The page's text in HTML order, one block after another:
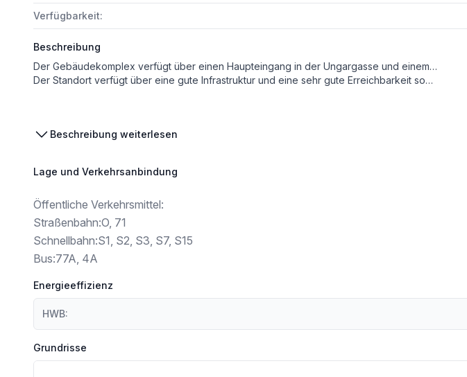
Verfügbarkeit:
Beschreibung
Der Gebäudekomplex verfügt über einen Haupteingang in der Ungargasse und einem weiteren in der Barichgasse. Das Fabiani Haus besteht aus mehreren Stiegenhäusern, welche durch einen Innenhof verbunden sind. Die zu vermietenden Büroflächen sind geräumig und modern ausgestattet. Im Innenhof stehen ausreichend Stellplätze zur Verfügung.
Der Standort verfügt über eine gute Infrastruktur und eine sehr gute Erreichbarkeit sowohl im öffentlichen Verkehrsnetz als auch im Individualverkehr. Die zentrale Lage bietet außerdem zahlreiche Nahversorungsmöglichkeiten in unmittelbarer Nähe.
Beschreibung weiterlesen
Lage und Verkehrsanbindung
Öffentliche Verkehrsmittel:
Straßenbahn:O, 71
Schnellbahn:S1, S2, S3, S7, S15
Bus:77A, 4A
Energieeffizienz
HWB:
Grundrisse